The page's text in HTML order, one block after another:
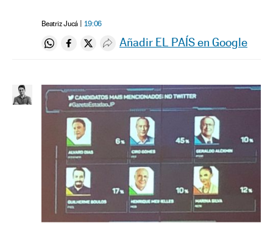
Beatriz Jucá 19:06
Compartir en Whatsapp
Compartir en Facebook
Compartir en Twitter
Desplegar Redes Sociales
Añadir EL PAÍS en Google